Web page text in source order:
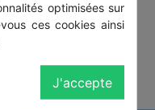
HT HT
optimisées sur
ces cookies ainsi
J'accepte